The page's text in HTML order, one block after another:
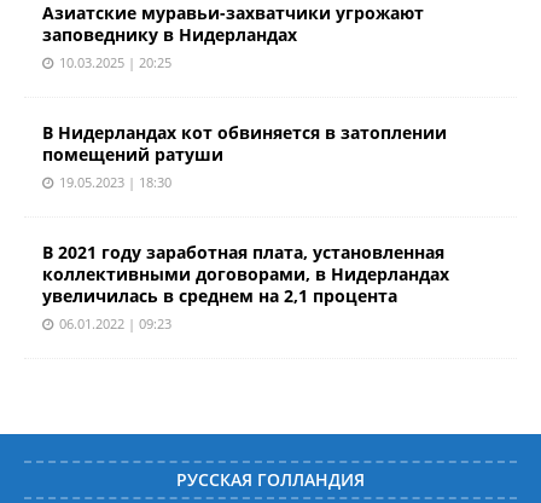
Азиатские муравьи-захватчики угрожают
заповеднику в Нидерландах
10.03.2025 | 20:25
В Нидерландах кот обвиняется в затоплении
помещений ратуши
19.05.2023 | 18:30
В 2021 году заработная плата, установленная
коллективными договорами, в Нидерландах
увеличилась в среднем на 2,1 процента
06.01.2022 | 09:23
РУССКАЯ ГОЛЛАНДИЯ